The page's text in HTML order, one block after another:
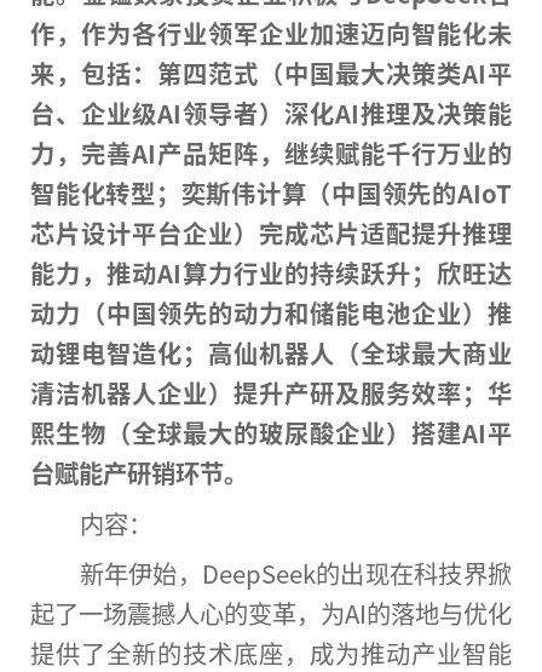
作，作为各行业领军企业加速迈向智能化未
来，包括：第四范式（中国最大决策类AI平
台、企业级AI领导者）深化AI推理及决策能
力，完善AI产品矩阵，继续赋能千行万业的
智能化转型；奕斯伟计算（中国领先的AIoT
芯片设计平台企业）完成芯片适配提升推理
能力，推动AI算力行业的持续跃升；欣旺达
动力（中国领先的动力和储能电池企业）推
动锂电智造化；高仙机器人（全球最大商业
清洁机器人企业）提升产研及服务效率；华
熙生物（全球最大的玻尿酸企业）搭建AI平
台赋能产研销环节。
内容：
新年伊始，DeepSeek的出现在科技界掀
起了一场震撼人心的变革，为AI的落地与优化
提供了全新的技术底座，成为推动产业智能